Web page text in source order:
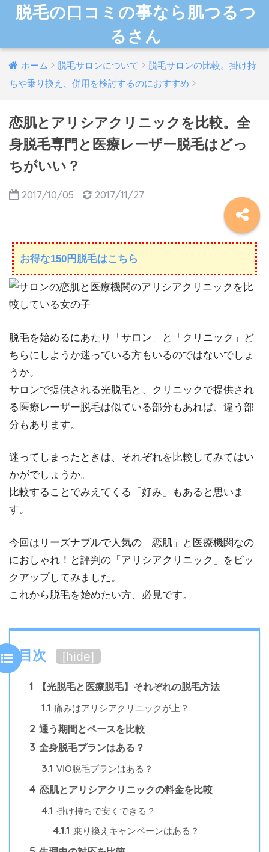
脱毛の口コミの事なら肌つるつ
るさん
ホーム 脱毛サロンについて
脱毛サロンの比較。掛け持
ちや乗り換え、併用を検討するのにおすすめ
恋肌とアリシアクリニックを比較。全
身脱毛専門と医療レーザー脱毛はどっ
ちがいい？
2017/10/05 2017/11/27
お得な150円脱毛はこちら
脱毛を始めるにあたり「サロン」と「クリニック」ど
ちらにしようか迷っている方もいるのではないでしょ
うか。
サロンで提供される光脱毛と、クリニックで提供され
る医療レーザー脱毛は似ている部分もあれば、違う部
分もあります。
迷ってしまったときは、それぞれを比較してみてはい
かがでしょうか。
比較することでみえてくる「好み」もあると思いま
す。
今回はリーズナブルで人気の「恋肌」と医療機関なの
におしゃれ！と評判の「アリシアクリニック」をピッ
クアップしてみました。
これから脱毛を始めたい方、必見です。
目次 [hide]
1 【光脱毛と医療脱毛】それぞれの脱毛方法
1.1 痛みはアリシアクリニックが上？
2 通う期間とペースを比較
3 全身脱毛プランはある？
3.1 VIO脱毛プランはある？
4 恋肌とアリシアクリニックの料金を比較
4.1 掛け持ちで安くできる？
4.1.1 乗り換えキャンペーンはある？